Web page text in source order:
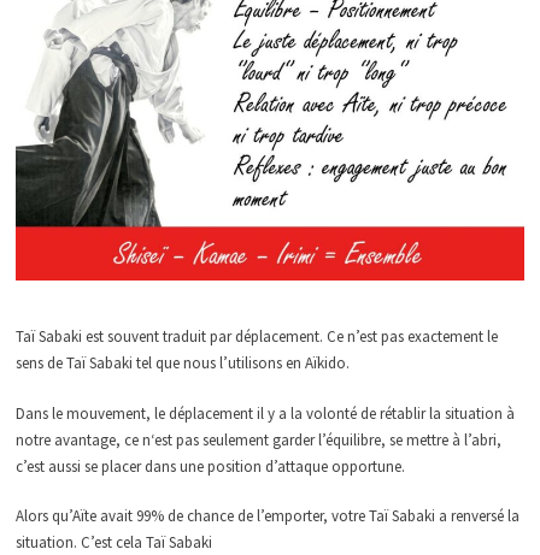
Taï Sabaki est souvent traduit par déplacement. Ce n’est pas exactement le
sens de Taï Sabaki tel que nous l’utilisons en Aïkido.
Dans le mouvement, le déplacement il y a la volonté de rétablir la situation à
notre avantage, ce n‘est pas seulement garder l’équilibre, se mettre à l’abri,
c’est aussi se placer dans une position d’attaque opportune.
Alors qu’Aïte avait 99% de chance de l’emporter, votre Taï Sabaki a renversé la
situation. C’est cela Taï Sabaki